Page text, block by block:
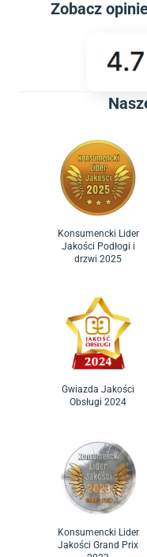
Zobacz
Konsumencki Lider
Jakości Podłogi i
drzwi 2025
Gwiazda Jakości
Obsługi 2024
Konsumencki Lider
Jakości Grand Prix